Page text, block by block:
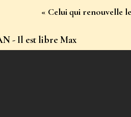
« Celui qui renouvelle
- Il est libre Max